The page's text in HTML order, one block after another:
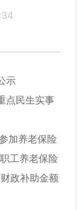
示
点民生实事
加养老保险
工养老保险
政补助金额